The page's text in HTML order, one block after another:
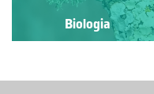
Biologia